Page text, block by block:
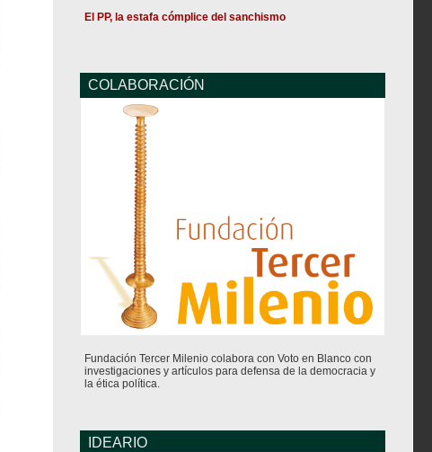
El PP, la estafa cómplice del sanchismo
COLABORACIÓN
Fundación Tercer Milenio colabora con Voto en Blanco con
investigaciones y artículos para defensa de la democracia y
la ética política.
IDEARIO